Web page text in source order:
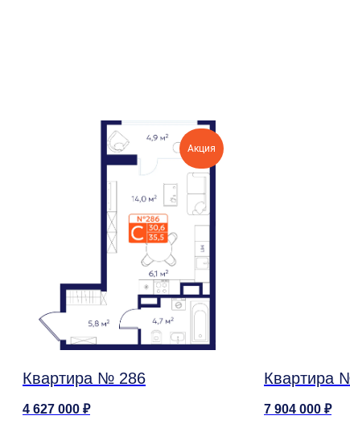
Акция
Квартира № 286
4 627 000 ₽
Квартира
7 904 000 ₽